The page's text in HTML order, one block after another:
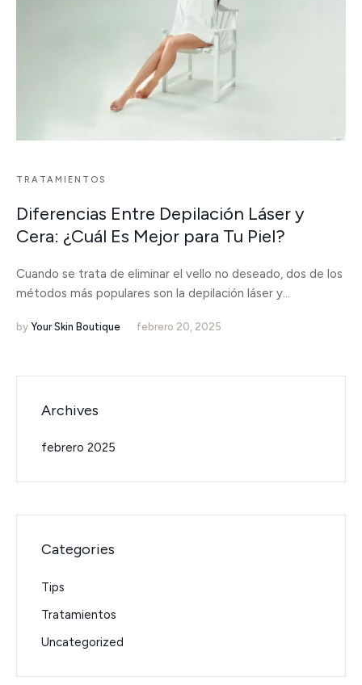
TRATAMIENTOS
Diferencias Entre Depilación Láser y
Cera: ¿Cuál Es Mejor para Tu Piel?
Cuando se trata de eliminar el vello no deseado, dos de los
métodos más populares son la depilación láser y...
by Your Skin Boutique febrero 20, 2025
Archives
febrero 2025
Categories
Tips
Tratamientos
Uncategorized